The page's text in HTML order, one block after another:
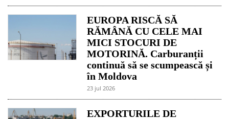
EUROPA RISCĂ SĂ
RĂMÂNĂ CU CELE MAI
MICI STOCURI DE
MOTORINĂ. Carburanții
continuă să se scumpească și
în Moldova
23 jul 2026
EXPORTURILE DE